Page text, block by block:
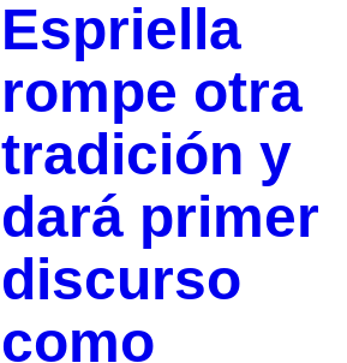
Espriella
rompe otra
tradición y
dará primer
discurso
como